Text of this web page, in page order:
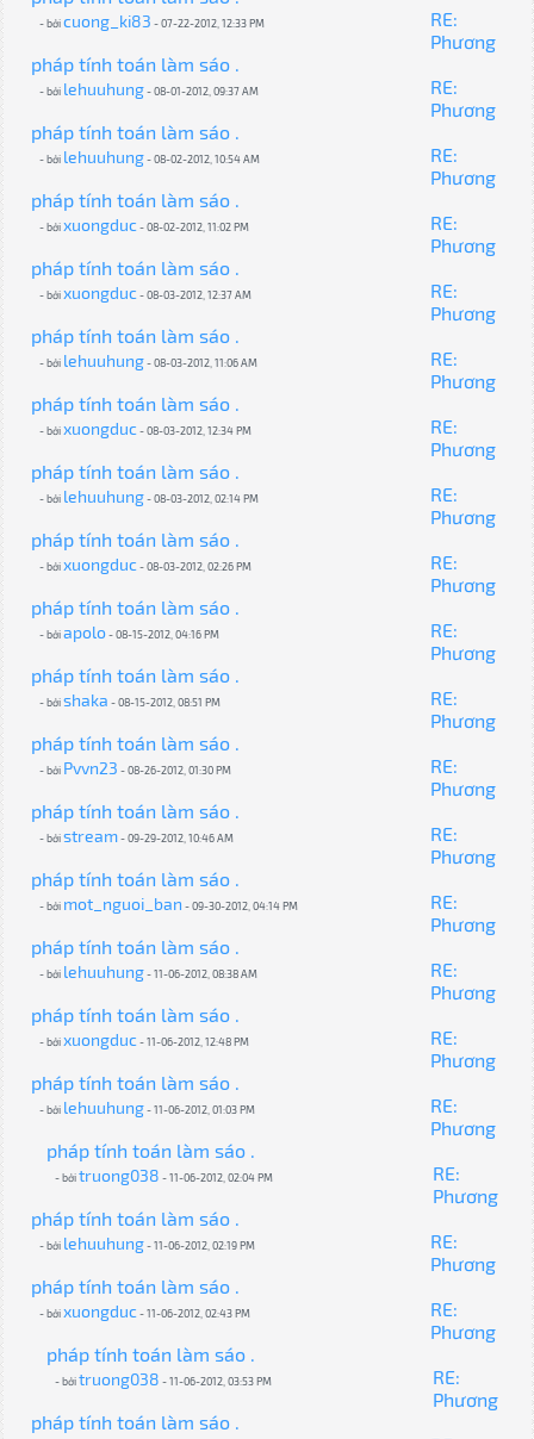
- bởicuong_ki83 - 07-22-2012, 12:33 PM
RE:
Phương
pháp tính toán làm sáo .
- bởi lehuuhung- 08-01-2012, 09:37 AM
RE:
Phương
pháp tính toán làm sáo .
- bởi lehuuhung- 08-02-2012, 10:54 AM
RE:
Phương
pháp tính toán làm sáo .
- bởixuongduc- 08-02-2012, 11:02 PM
RE:
Phương
pháp tính toán làm sáo .
- bởixuongduc- 08-03-2012, 12:37 AM
RE:
Phương
pháp tính toán làm sáo .
- bởi lehuuhung- 08-03-2012, 11:06 AM
RE:
Phương
pháp tính toán làm sáo .
- bởixuongduc- 08-03-2012, 12:34 PM
RE:
Phương
pháp tính toán làm sáo .
- bởi lehuuhung- 08-03-2012, 02:14 PM
RE:
Phương
pháp tính toán làm sáo .
- bởixuongduc- 08-03-2012, 02:26 PM
RE:
Phương
pháp tính toán làm sáo .
- bởiapolo- 08-15-2012, 04:16 PM
RE:
Phương
pháp tính toán làm sáo .
- bởishaka - 08-15-2012, 08:51 PM
RE:
Phương
pháp tính toán làm sáo .
- bởi Pvvn23 - 08-26-2012, 01:30 PM
RE:
Phương
pháp tính toán làm sáo .
- bởistream- 09-29-2012, 10:46 AM
RE:
Phương
pháp tính toán làm sáo .
- bởi mot_nguoi_ban - 09-30-2012, 04:14 PM
RE:
Phương
pháp tính toán làm sáo .
- bởi lehuuhung- 11-06-2012, 08:38 AM
RE:
Phương
pháp tính toán làm sáo .
- bởixuongduc- 11-06-2012, 12:48 PM
RE:
Phương
pháp tính toán làm sáo .
- bởi lehuuhung- 11-06-2012, 01:03 PM
RE:
Phương
pháp tính toán làm sáo .
- bởitruong038 - 11-06-2012, 02:04 PM
RE:
Phương
pháp tính toán làm sáo .
- bởi lehuuhung- 11-06-2012, 02:19 PM
RE:
Phương
pháp tính toán làm sáo .
- bởixuongduc- 11-06-2012, 02:43 PM
RE:
Phương
pháp tính toán làm sáo .
- bởitruong038 - 11-06-2012, 03:53 PM
RE:
Phương
pháp tính toán làm sáo .